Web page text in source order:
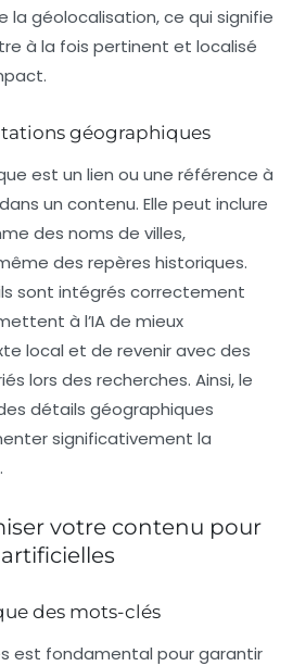
géolocalisation, ce qui signifie
à la fois pertinent et localisé
géographiques
est un lien ou une référence à
un contenu. Elle peut inclure
des noms de villes,
des repères historiques.
sont intégrés correctement
à l’IA de mieux
local et de revenir avec des
lors des recherches. Ainsi, le
détails géographiques
significativement la
votre contenu pour
des mots-clés
est fondamental pour garantir